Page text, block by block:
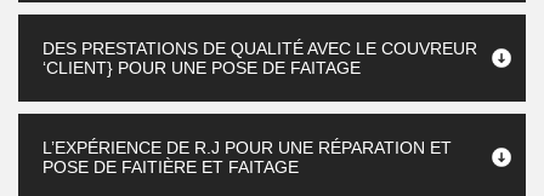
DES PRESTATIONS DE QUALITÉ AVEC LE COUVREUR
‘CLIENT} POUR UNE POSE DE FAITAGE
L’EXPÉRIENCE DE R.J POUR UNE RÉPARATION ET
POSE DE FAITIÈRE ET FAITAGE